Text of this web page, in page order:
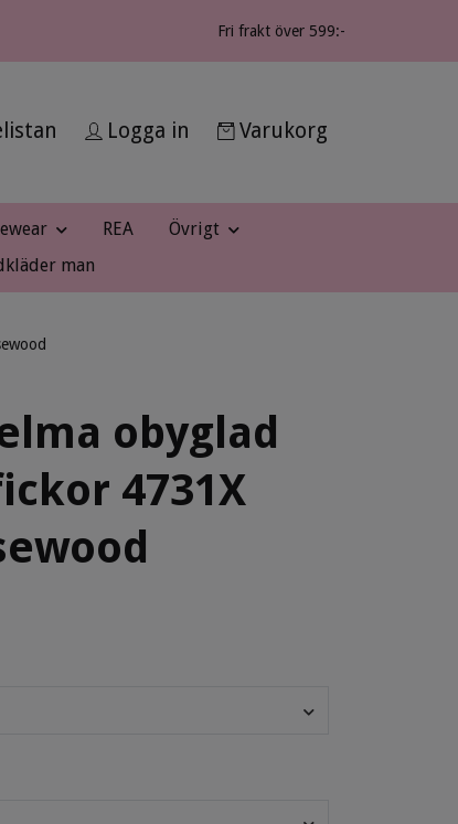
Fri frakt över 599:-
Logga in Varukorg
REA
Övrigt
man
obyglad
4731X